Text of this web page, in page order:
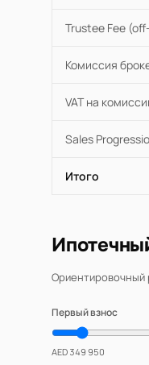
Trustee Fee
Комиссия
VAT на
Sales
Итого
Ориентировочный
Первый взнос
AED 349 950